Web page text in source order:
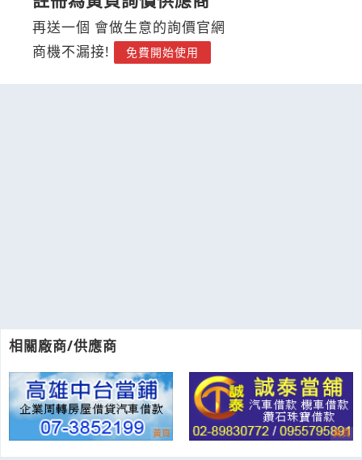
再送一個 會做生意的詢價官網
商機不漏接!
免費開始使用
相關廠商/供應商